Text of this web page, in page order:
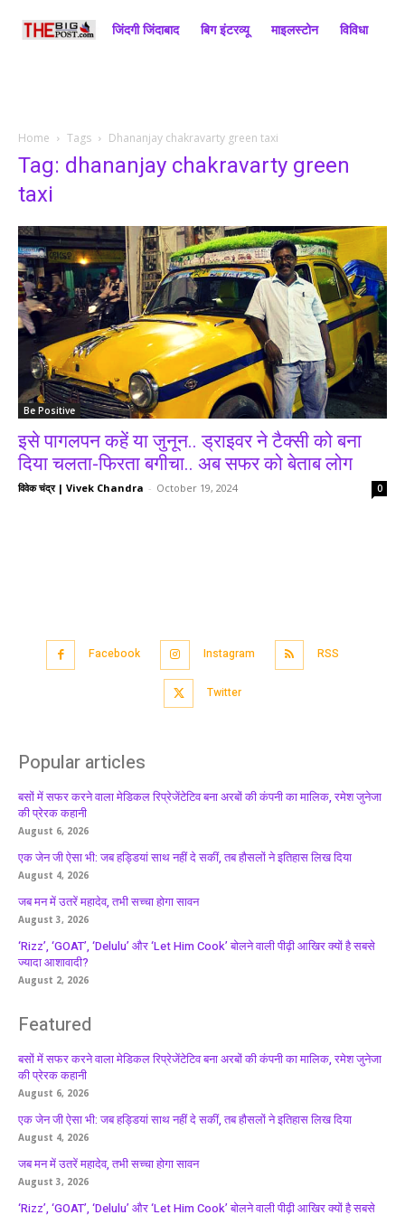
जिंदगी जिंदाबाद बिग इंटरव्यू माइलस्टोन विविधा
Home Tags Dhananjay chakravarty green taxi
Tag: dhananjay chakravarty green
taxi
Be Positive
इसे पागलपन कहें या जुनून.. ड्राइवर ने टैक्सी को बना
दिया चलता-फिरता बगीचा.. अब सफर को बेताब लोग
विवेक चंद्र | Vivek Chandra - October 19, 2024 0
Facebook Instagram RSS
Twitter
Popular articles
बसों में सफर करने वाला मेडिकल रिप्रेजेंटेटिव बना अरबों की कंपनी का मालिक, रमेश जुनेजा
की प्रेरक कहानी
August 6, 2026
एक जेन जी ऐसा भी: जब हड्डियां साथ नहीं दे सकीं, तब हौसलों ने इतिहास लिख दिया
August 4, 2026
जब मन में उतरें महादेव, तभी सच्चा होगा सावन
August 3, 2026
‘Rizz’, ‘GOAT’, ‘Delulu’ और ‘Let Him Cook’ बोलने वाली पीढ़ी आखिर क्यों है सबसे
ज्यादा आशावादी?
August 2, 2026
Featured
बसों में सफर करने वाला मेडिकल रिप्रेजेंटेटिव बना अरबों की कंपनी का मालिक, रमेश जुनेजा
की प्रेरक कहानी
August 6, 2026
एक जेन जी ऐसा भी: जब हड्डियां साथ नहीं दे सकीं, तब हौसलों ने इतिहास लिख दिया
August 4, 2026
जब मन में उतरें महादेव, तभी सच्चा होगा सावन
August 3, 2026
‘Rizz’, ‘GOAT’, ‘Delulu’ और ‘Let Him Cook’ बोलने वाली पीढ़ी आखिर क्यों है सबसे